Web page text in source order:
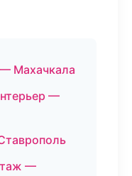
Махачкала
—
—